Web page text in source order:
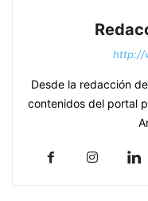
http://
Desde la redacción
contenidos del portal